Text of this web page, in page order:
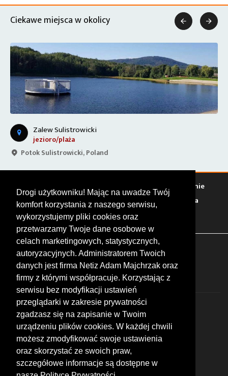
Drogi użytkowniku! Mając na uwadze Twój
komfort korzystania z naszego serwisu,
wykorzystujemy pliki cookies oraz
przetwarzamy Twoje dane osobowe w
celach marketingowych, statystycznych,
autoryzacyjnych. Administratorem Twoich
danych jest firma Netiz Adam Majchrzak oraz
firmy z którymi współpracuje. Korzystając z
serwisu bez modyfikacji ustawień
przeglądarki w zakresie prywatności
zgadzasz się na zapisanie w Twoim
urządzeniu plików cookies. W każdej chwili
możesz zmodyfikować swoje ustawienia
oraz skorzystać ze swoich praw,
szczegółowe informacje są dostępne w
Ciekawe miejsca w okolicy
Zalew Sulistrowicki
jezioro/plaża
Potok Sulistrowicki, Poland
 
Warto zobaczyć Serwisy Stacje paliw
Jedzenie
Bary Zakwaterowanie Tory Zloty Rajdy
Spotkania
Targi Giełdy Szkolenia
FOLLOW US
© 2026 by MotoWhizzer.com
All rights reserved.